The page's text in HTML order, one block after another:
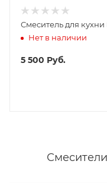
Смеситель для кухни
Нет в наличии
5 500 Руб.